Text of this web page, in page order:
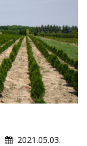
2021.05.03.